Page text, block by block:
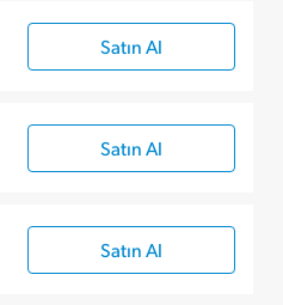
Satın Al
Satın Al
Satın Al